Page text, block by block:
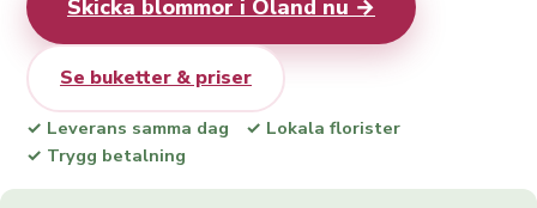
Skicka blommor i Öland nu →
Se buketter & priser
✓ Leverans samma dag
✓ Lokala florister
✓ Trygg betalning